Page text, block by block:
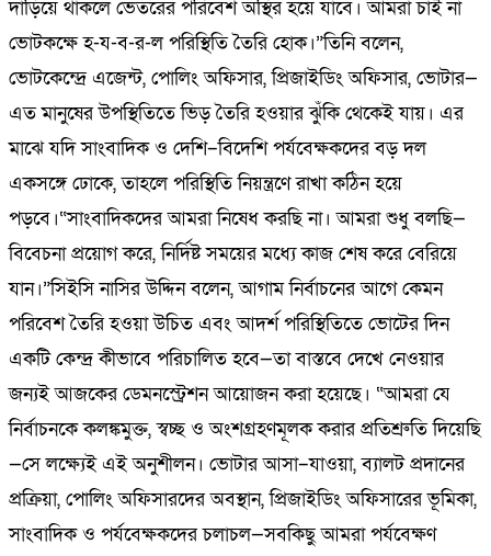
দাঁড়িয়ে থাকলে ভেতরের পরিবেশ অস্থির হয়ে যাবে। আমরা চাই না
ভোটকক্ষে হ-য-ব-র-ল পরিস্থিতি তৈরি হোক।”তিনি বলেন,
ভোটকেন্দ্রে এজেন্ট, পোলিং অফিসার, প্রিজাইডিং অফিসার, ভোটার—
এত মানুষের উপস্থিতিতে ভিড় তৈরি হওয়ার ঝুঁকি থেকেই যায়। এর
মাঝে যদি সাংবাদিক ও দেশি–বিদেশি পর্যবেক্ষকদের বড় দল
একসঙ্গে ঢোকে, তাহলে পরিস্থিতি নিয়ন্ত্রণে রাখা কঠিন হয়ে
পড়বে।“সাংবাদিকদের আমরা নিষেধ করছি না। আমরা শুধু বলছি—
বিবেচনা প্রয়োগ করে, নির্দিষ্ট সময়ের মধ্যে কাজ শেষ করে বেরিয়ে
যান।”সিইসি নাসির উদ্দিন বলেন, আগাম নির্বাচনের আগে কেমন
পরিবেশ তৈরি হওয়া উচিত এবং আদর্শ পরিস্থিতিতে ভোটের দিন
একটি কেন্দ্র কীভাবে পরিচালিত হবে—তা বাস্তবে দেখে নেওয়ার
জন্যই আজকের ডেমনস্ট্রেশন আয়োজন করা হয়েছে। “আমরা যে
নির্বাচনকে কলঙ্কমুক্ত, স্বচ্ছ ও অংশগ্রহণমূলক করার প্রতিশ্রুতি দিয়েছি
—সে লক্ষ্যেই এই অনুশীলন। ভোটার আসা–যাওয়া, ব্যালট প্রদানের
প্রক্রিয়া, পোলিং অফিসারদের অবস্থান, প্রিজাইডিং অফিসারের ভূমিকা,
সাংবাদিক ও পর্যবেক্ষকদের চলাচল—সবকিছু আমরা পর্যবেক্ষণ